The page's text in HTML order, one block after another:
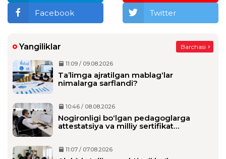
Facebook Twitter
Yangiliklar Barchasi
11:09 / 09.08.2026
Ta’limga ajratilgan mablag‘lar
nimalarga sarflandi?
10:46 / 08.08.2026
Nogironligi bo‘lgan pedagoglarga
attestatsiya va milliy sertifikat
11:07 / 07.08.2026